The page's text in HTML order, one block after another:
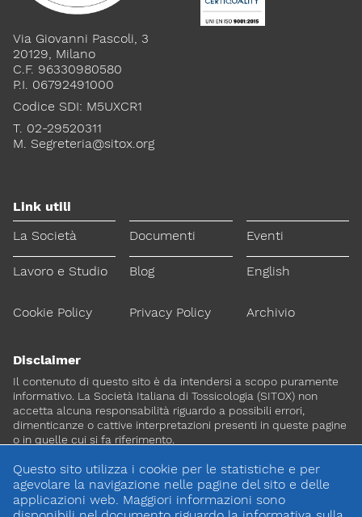
Via Giovanni Pascoli, 3
20129, Milano
C.F. 96330980580
P.I. 06792491000
Codice SDI: M5UXCR1
T. 02-29520311
M. Segreteria@sitox.org
Link utili
La Società
Documenti Eventi
Lavoro e Studio Blog English
Cookie Policy Privacy Policy Archivio
Disclaimer
Il contenuto di questo sito è da intendersi a scopo puramente
informativo. La Società Italiana di Tossicologia (SITOX) non
accetta alcuna responsabilità riguardo a possibili errori,
dimenticanze o cattive interpretazioni presenti in queste pagine
o in quelle cui si fa riferimento.
Per maggiori informazioni e
approfondimenti
CONTATTACI
Questo sito utilizza i cookie per le statistiche e per
agevolare la navigazione nelle pagine del sito e delle
applicazioni web. Maggiori informazioni sono